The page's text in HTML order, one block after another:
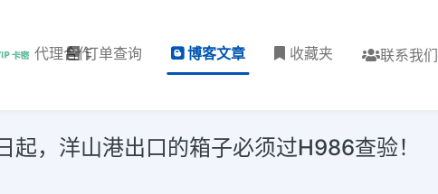
代理合作订单查询 博客文章 收藏夹 联系我们
起，洋山港出口的箱子必须过H986查验！